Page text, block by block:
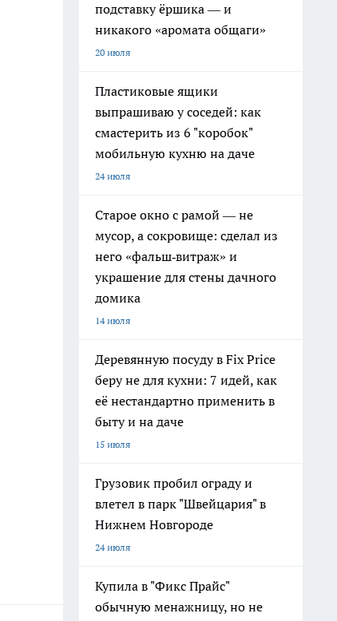
подставку ёршика — и
никакого «аромата общаги»
20 июля
Пластиковые ящики
выпрашиваю у соседей: как
смастерить из 6 "коробок"
мобильную кухню на даче
24 июля
Старое окно с рамой — не
мусор, а сокровище: сделал из
него «фальш‑витраж» и
украшение для стены дачного
домика
14 июля
Деревянную посуду в Fix Price
беру не для кухни: 7 идей, как
её нестандартно применить в
быту и на даче
15 июля
Грузовик пробил ограду и
влетел в парк "Швейцария" в
Нижнем Новгороде
24 июля
Купила в "Фикс Прайс"
обычную менажницу, но не